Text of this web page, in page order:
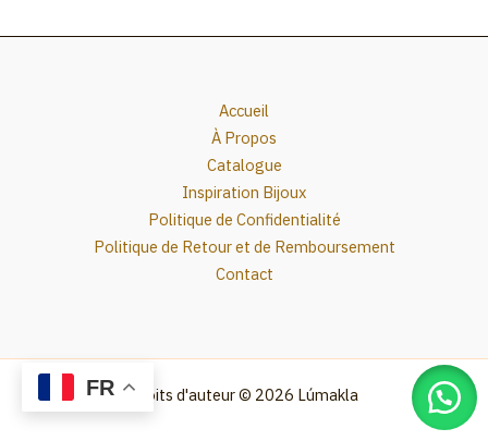
Accueil
À Propos
Catalogue
Inspiration Bijoux
Politique de Confidentialité
Politique de Retour et de Remboursement
Contact
Droits d'auteur © 2026 Lúmakla
FR